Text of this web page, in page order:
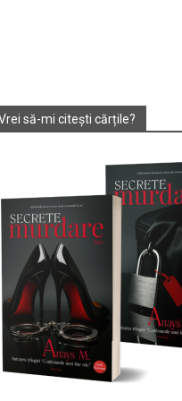
să-mi citești cărțile?